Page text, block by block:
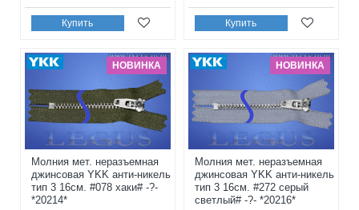
Купить Купить
НОВИНКА
Молния мет. неразъемная
джинсовая YKK анти-никель
тип 3 16см. #078 хаки# -?-
*20214*
НОВИНКА
Молния мет. неразъемная
джинсовая YKK анти-никель
тип 3 16см. #272 серый
светлый# -?- *20216*